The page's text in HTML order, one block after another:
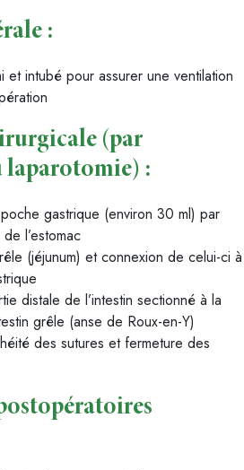
:
et intubé pour assurer une ventilation
(par
laparotomie) :
gastrique (environ 30 ml) par
l’estomac
(jéjunum) et connexion de celui-ci à
distale de l’intestin sectionné à la
grêle (anse de Roux-en-Y)
des sutures et fermeture des